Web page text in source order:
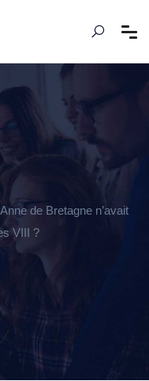
de Bretagne n’avait
VIII ?